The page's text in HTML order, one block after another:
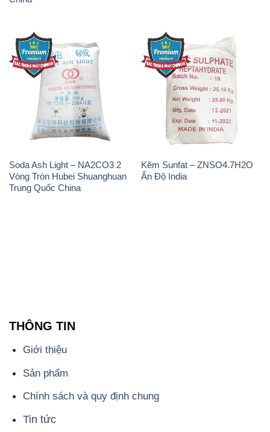
Soda Ash Light – NA2CO3 2
Vòng Tròn Hubei Shuanghuan
Trung Quốc China
Kẽm Sunfat – ZNSO4.7H2O
Ấn Độ India
THÔNG TIN
Giới thiệu
Sản phẩm
Chính sách và quy định chung
Tin tức